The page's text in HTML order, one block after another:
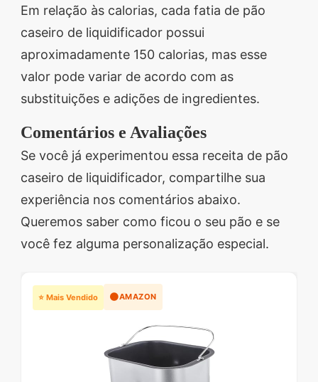
Em relação às calorias, cada fatia de pão
caseiro de liquidificador possui
aproximadamente 150 calorias, mas esse
valor pode variar de acordo com as
substituições e adições de ingredientes.
Comentários e Avaliações
Se você já experimentou essa receita de pão
caseiro de liquidificador, compartilhe sua
experiência nos comentários abaixo.
Queremos saber como ficou o seu pão e se
você fez alguma personalização especial.
⭐ Mais Vendido 🟠AMAZON